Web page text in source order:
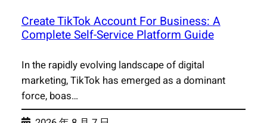
Create TikTok Account For Business: A
Complete Self-Service Platform Guide
In the rapidly evolving landscape of digital
marketing, TikTok has emerged as a dominant
force, boas…